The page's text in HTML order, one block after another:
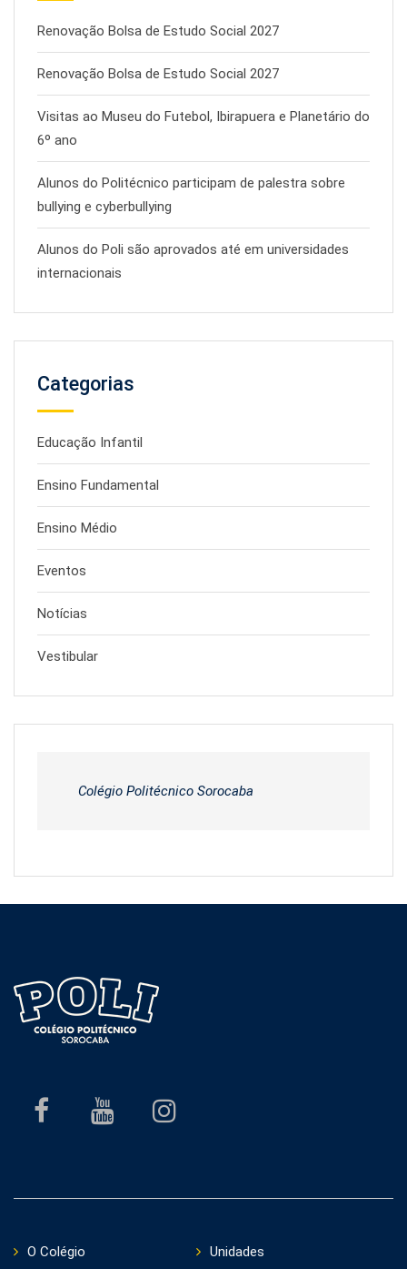
Renovação Bolsa de Estudo Social 2027
Renovação Bolsa de Estudo Social 2027
Visitas ao Museu do Futebol, Ibirapuera e Planetário do
6º ano
Alunos do Politécnico participam de palestra sobre
bullying e cyberbullying
Alunos do Poli são aprovados até em universidades
internacionais
Categorias
Educação Infantil
Ensino Fundamental
Ensino Médio
Eventos
Notícias
Vestibular
Colégio Politécnico Sorocaba
O Colégio Unidades